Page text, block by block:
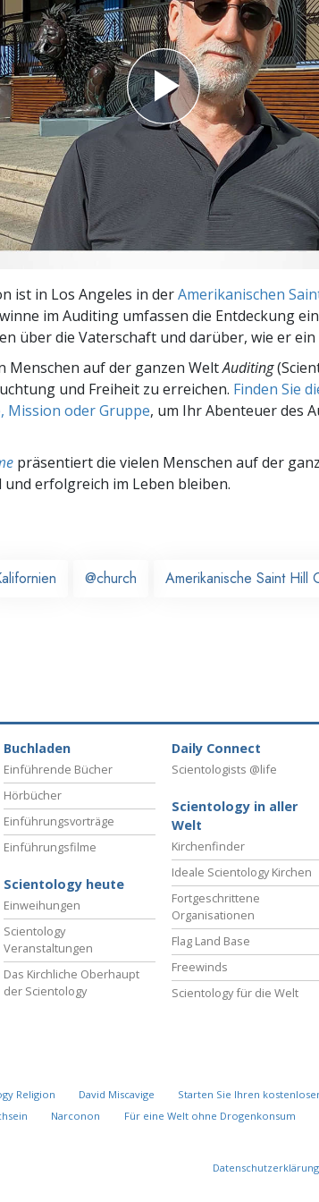
Größe?
ist in Los Angeles in derAmerikanischen
im Auditing umfassen die Entdeckung
über die Vaterschaft und darüber, wie er
Menschen auf der ganzen WeltAuditing
und Freiheit zu erreichen. Finden Sie
Mission oder Gruppe, um Ihr Abenteuer des
präsentiert die vielen Menschen auf der
und erfolgreich im Leben bleiben.
@church Amerikanische Saint Hill
Buchladen
Einführende Bücher
Hörbücher
Einführungsvorträge
Einführungsfilme
Scientology heute
Einweihungen
Scientology
Veranstaltungen
Das Kirchliche Oberhaupt
der Scientology
Daily Connect
Scientologists @life
Scientology in aller
Welt
Kirchenfinder
Ideale Scientology Kirchen
Fortgeschrittene
Organisationen
Flag Land Base
Freewinds
Scientology für die Welt
Religion David Miscavige Starten Sie Ihren
Narconon Für eine Welt ohne Drogenkonsum
Datenschutzerklärung